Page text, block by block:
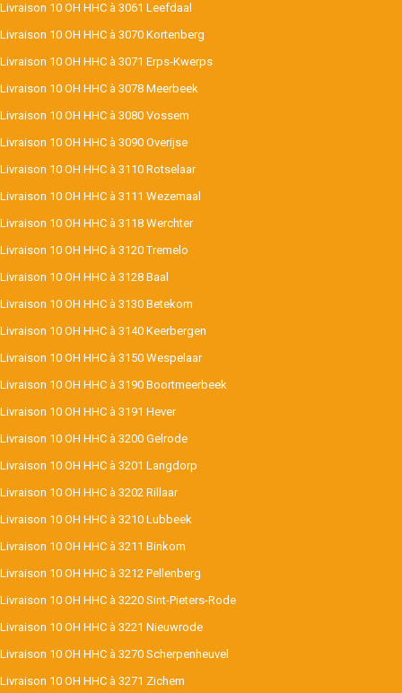
Livraison 10 OH HHC à 3061 Leefdaal
Livraison 10 OH HHC à 3070 Kortenberg
Livraison 10 OH HHC à 3071 Erps-Kwerps
Livraison 10 OH HHC à 3078 Meerbeek
Livraison 10 OH HHC à 3080 Vossem
Livraison 10 OH HHC à 3090 Overijse
Livraison 10 OH HHC à 3110 Rotselaar
Livraison 10 OH HHC à 3111 Wezemaal
Livraison 10 OH HHC à 3118 Werchter
Livraison 10 OH HHC à 3120 Tremelo
Livraison 10 OH HHC à 3128 Baal
Livraison 10 OH HHC à 3130 Betekom
Livraison 10 OH HHC à 3140 Keerbergen
Livraison 10 OH HHC à 3150 Wespelaar
Livraison 10 OH HHC à 3190 Boortmeerbeek
Livraison 10 OH HHC à 3191 Hever
Livraison 10 OH HHC à 3200 Gelrode
Livraison 10 OH HHC à 3201 Langdorp
Livraison 10 OH HHC à 3202 Rillaar
Livraison 10 OH HHC à 3210 Lubbeek
Livraison 10 OH HHC à 3211 Binkom
Livraison 10 OH HHC à 3212 Pellenberg
Livraison 10 OH HHC à 3220 Sint-Pieters-Rode
Livraison 10 OH HHC à 3221 Nieuwrode
Livraison 10 OH HHC à 3270 Scherpenheuvel
Livraison 10 OH HHC à 3271 Zichem